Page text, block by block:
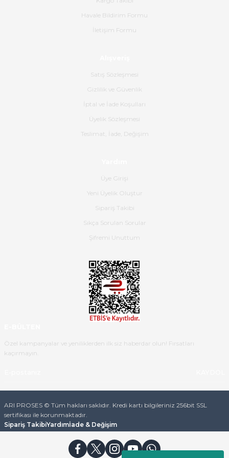
Ürünün kodu XDR-240e-24 yeni
Gerçekten harika ve etkileyici
Hızlı bir şekilde elimize ulaştı
ulaştı.Ürünün paketlenmesi
gayet başarılı hasarsız bir şekilde
teslim aldım. Bu konudaki
hassasiyetleri ve Ürünün kalitesi
Havale Bildirim Formu
İletişim Formu
Satış Sözleşmesi
Gizlilik ve Güvenlik
İptal ve İade Koşulları
Üyelik Sözleşmesi
Teslimat, İade, Değişim
Üye Girişi
Yeni Üyelik Oluştur
Sipariş Takibi
Sıkça Sorulan Sorular
Şifremi Unuttum
Özel kampanyalar ve yeniliklerden ilk siz haberdar olun! Fırsatları
kaçırmayın.
ARI PROSES © Tüm hakları saklıdır. Kredi kartı bilgileriniz 256bit SSL
sertifikası ile korunmaktadır.
Sipariş TakibiYardımİade & Değişim